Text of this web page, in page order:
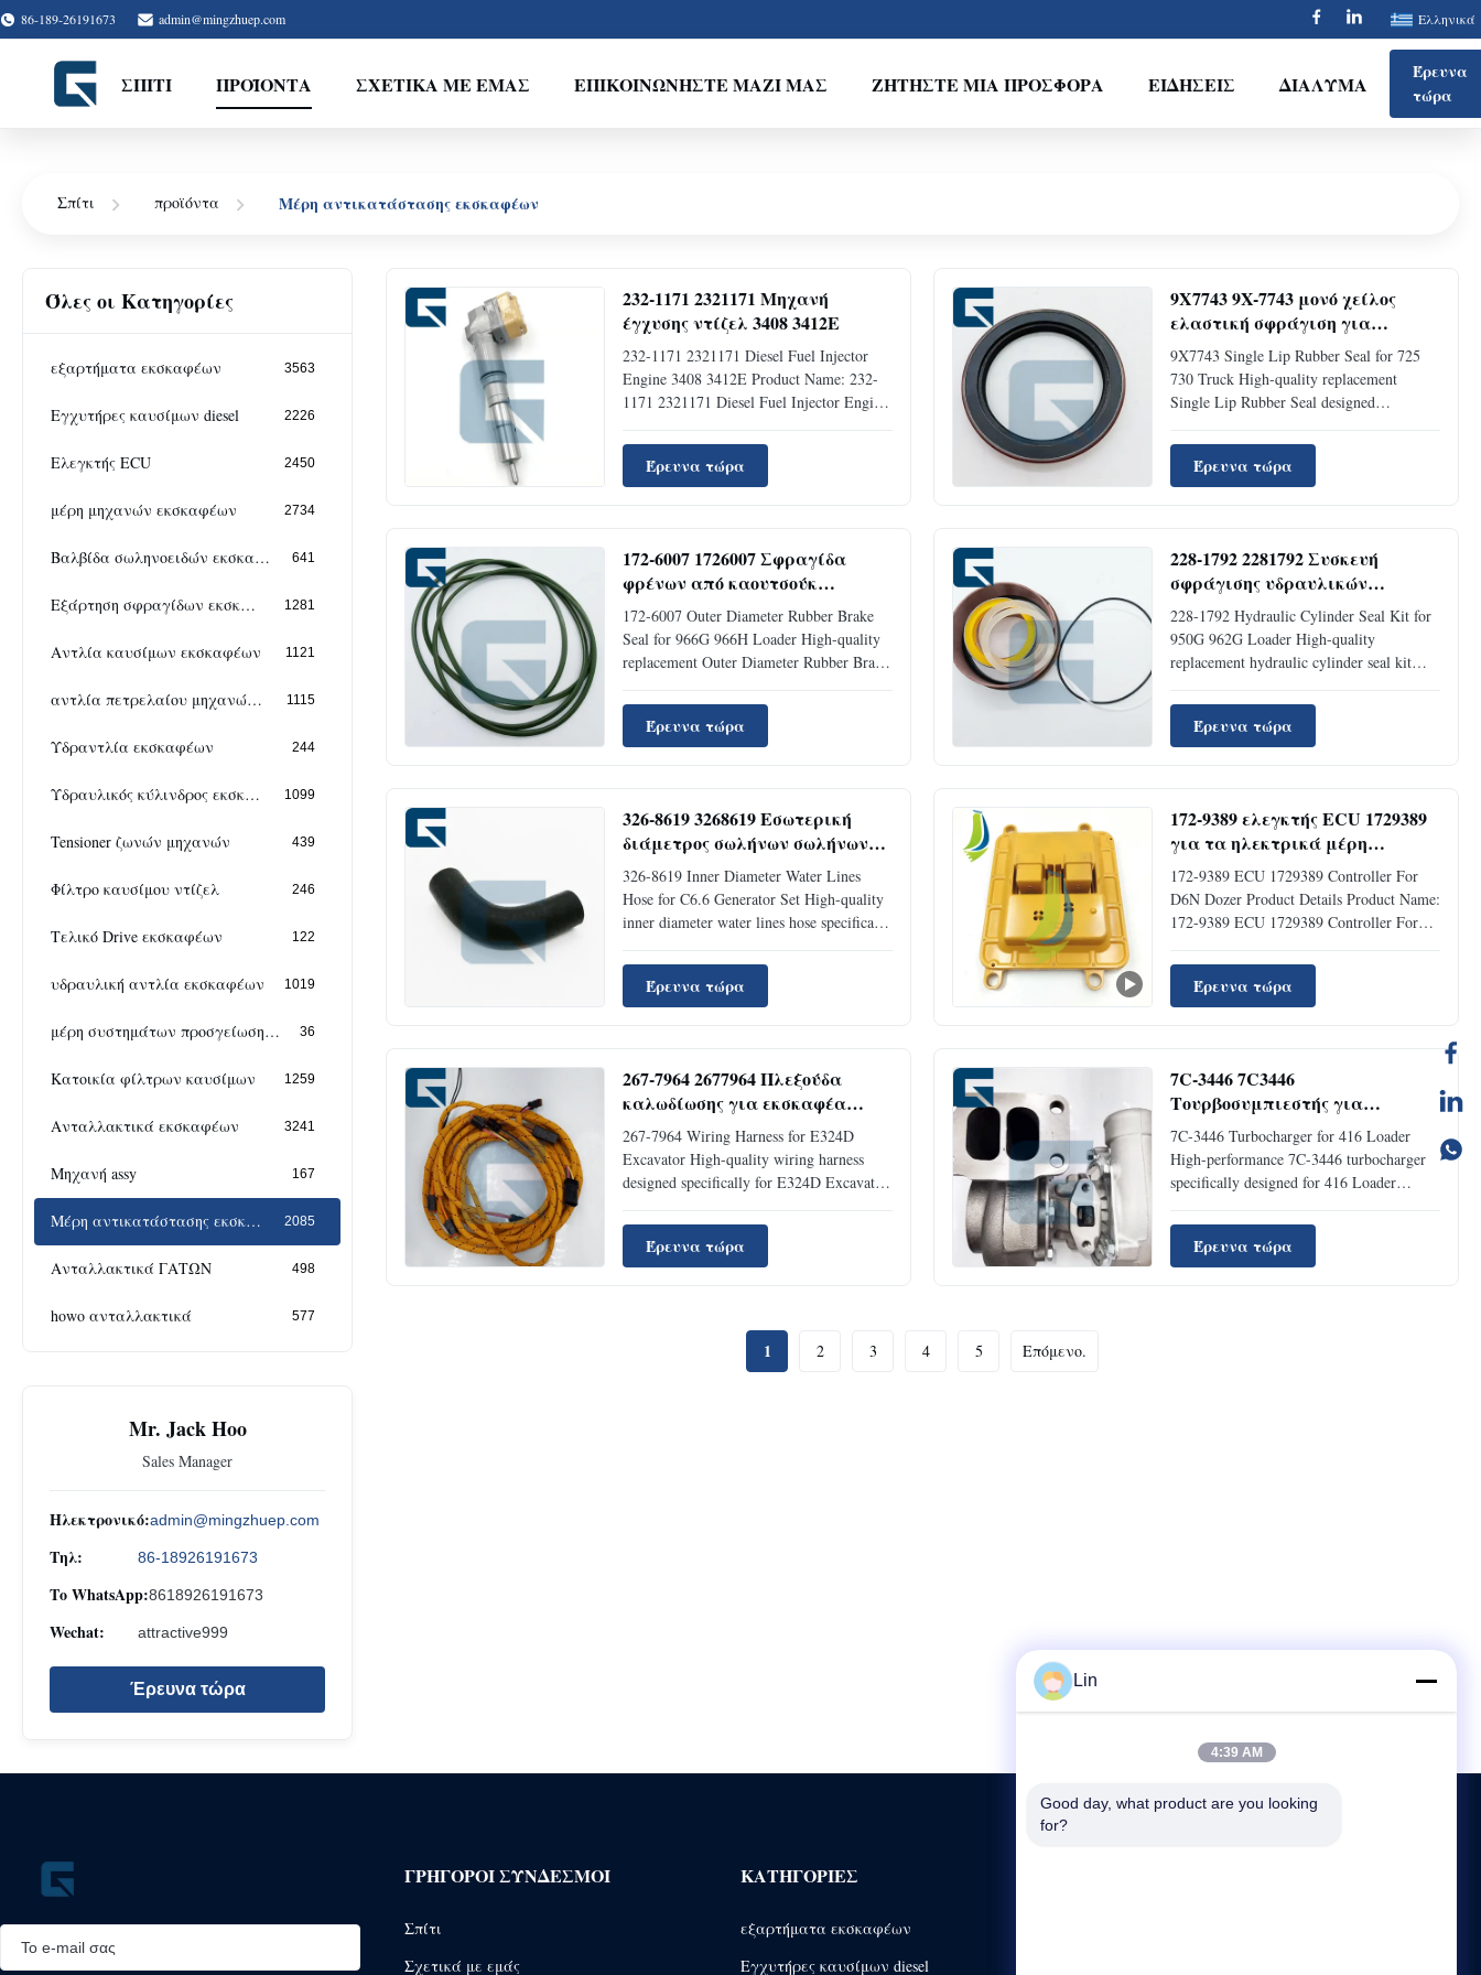
86-189-26191673 admin@mingzhuep.com Ελληνικά
ΣΠΊΤΙ ΠΡΟΪΌΝΤΑ ΣΧΕΤΙΚΆ ΜΕ ΕΜΆΣ ΕΠΙΚΟΙΝΩΝΉΣΤΕ ΜΑΖΊ ΜΑΣ ΖΗΤΉΣΤΕ ΜΙΑ ΠΡΟΣΦΟΡΆ ΕΙΔΉΣΕΙΣ ΔΙΆΛΥΜΑ
Έρευνα
τώρα
Σπίτι προϊόντα Μέρη αντικατάστασης εκσκαφέων
Όλες οι Κατηγορίες
εξαρτήματα εκσκαφέων 3563
Εγχυτήρες καυσίμων diesel 2226
Ελεγκτής ECU 2450
μέρη μηχανών εκσκαφέων 2734
Βαλβίδα σωληνοειδών εκσκαφέων 641
Εξάρτηση σφραγίδων εκσκαφέων 1281
Αντλία καυσίμων εκσκαφέων 1121
αντλία πετρελαίου μηχανών diesel 1115
Υδραντλία εκσκαφέων 244
Υδραυλικός κύλινδρος εκσκαφέων 1099
Tensioner ζωνών μηχανών 439
Φίλτρο καυσίμου ντίζελ 246
Τελικό Drive εκσκαφέων 122
υδραυλική αντλία εκσκαφέων 1019
μέρη συστημάτων προσγείωσης εκσκαφέων 36
Κατοικία φίλτρων καυσίμων 1259
Ανταλλακτικά εκσκαφέων 3241
Μηχανή assy 167
Μέρη αντικατάστασης εκσκαφέων 2085
Ανταλλακτικά ΓΑΤΩΝ 498
howo ανταλλακτικά 577
Mr. Jack Hoo
Sales Manager
Ηλεκτρονικό:admin@mingzhuep.com
Τηλ: 86-18926191673
Το WhatsApp:8618926191673
Wechat: attractive999
Έρευνα τώρα
232-1171 2321171 Μηχανή
έγχυσης ντίζελ 3408 3412E
232-1171 2321171 Diesel Fuel Injector
Engine 3408 3412E Product Name: 232-
1171 2321171 Diesel Fuel Injector Engine
GUNZGHOU Brand Name: JIA JUE
Model Number: 3408 3412E Part Number:
232-1171 Type: EXCAVATOR MOQ 1
Έρευνα τώρα
9X7743 9X-7743 μονό χείλος
ελαστική σφράγιση για
φορτηγό 725 730
9X7743 Single Lip Rubber Seal for 725
730 Truck High-quality replacement
Single Lip Rubber Seal designed
optimal performance and reliability.
Product Specifications Product Name
Single Lip Rubber Seal Place of Origin
Έρευνα τώρα
172-6007 1726007 Σφραγίδα
φρένων από καουτσούκ
εξωτερικής διαμέτρου για
φορτιστή 966G 966H
172-6007 Outer Diameter Rubber Brake
Seal for 966G 966H Loader High-quality
replacement Outer Diameter Rubber Brake
loaders, ensuring optimal performance and
reliability. Product Specifications Product
Name Outer Diameter Rubber Brake Seal
Έρευνα τώρα
228-1792 2281792 Συσκευή
σφράγισης υδραυλικών
κυλίνδρων για φορτιστή 950G
962G
228-1792 Hydraulic Cylinder Seal Kit for
950G 962G Loader High-quality
replacement hydraulic cylinder seal kit
loaders, ensuring optimal performance and
reliability in demanding industrial
applications. Product Specifications
Έρευνα τώρα
326-8619 3268619 Εσωτερική
διάμετρος σωλήνων σωλήνων
νερού για C6.6 Σετ γεννήτριας
326-8619 Inner Diameter Water Lines
Hose for C6.6 Generator Set High-quality
inner diameter water lines hose specifically
optimal cooling system performance and
reliability. Product Specifications Product
Name Inner Diameter Water Lines Hose
Έρευνα τώρα
172-9389 ελεγκτής ECU 1729389
για τα ηλεκτρικά μέρη
εκσκαφέων D6N D6H D6M
172-9389 ECU 1729389 Controller For
D6N Dozer Product Details Product Name:
172-9389 ECU 1729389 Controller For
Brand Name: Jiajue Model Number: D6N
Part Number: 172-9389 Type: Excavator
Accessories MOQ 1 Piece Condition: Used
Έρευνα τώρα
267-7964 2677964 Πλεξούδα
καλωδίωσης για εκσκαφέα
E324D
267-7964 Wiring Harness for E324D
Excavator High-quality wiring harness
designed specifically for E324D Excavator
connectivity and optimal performance.
Product Specifications Product Name
Wiring Harness Place of Origin
Έρευνα τώρα
7C-3446 7C3446
Τουρβοσυμπιεστής για
φορτιστή 416
7C-3446 Turbocharger for 416 Loader
High-performance 7C-3446 turbocharger
specifically designed for 416 Loader
Jiajue Machinery Parts. Product
Specifications Product Name Turbocharger
Place of Origin Guangzhou Brand Name
Έρευνα τώρα
1 2 3 4 5 Επόμενο.
ΓΡΉΓΟΡΟΙ ΣΎΝΔΕΣΜΟΙ
Σπίτι
Σχετικά με εμάς
ΚΑΤΗΓΟΡΊΕΣ
εξαρτήματα εκσκαφέων
Εγχυτήρες καυσίμων diesel
Lin
4:39 AM
Good day, what product are you looking
for?